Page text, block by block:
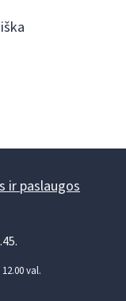
ir paslaugos
val.